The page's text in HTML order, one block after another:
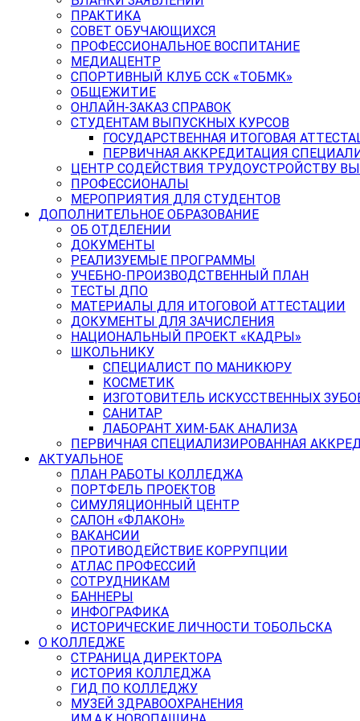
ПРАКТИКА
СОВЕТ ОБУЧАЮЩИХСЯ
ПРОФЕССИОНАЛЬНОЕ ВОСПИТАНИЕ
МЕДИАЦЕНТР
СПОРТИВНЫЙ КЛУБ ССК «ТОБМК»
ОБЩЕЖИТИЕ
ОНЛАЙН-ЗАКАЗ СПРАВОК
СТУДЕНТАМ ВЫПУСКНЫХ КУРСОВ
ГОСУДАРСТВЕННАЯ ИТОГОВАЯ
ПЕРВИЧНАЯ АККРЕДИТАЦИЯ
ЦЕНТР СОДЕЙСТВИЯ ТРУДОУСТРОЙСТВУ
ПРОФЕССИОНАЛЫ
МЕРОПРИЯТИЯ ДЛЯ СТУДЕНТОВ
ДОПОЛНИТЕЛЬНОЕ ОБРАЗОВАНИЕ
ОБ ОТДЕЛЕНИИ
ДОКУМЕНТЫ
РЕАЛИЗУЕМЫЕ ПРОГРАММЫ
УЧЕБНО-ПРОИЗВОДСТВЕННЫЙ ПЛАН
ТЕСТЫ ДПО
МАТЕРИАЛЫ ДЛЯ ИТОГОВОЙ АТТЕСТАЦИИ
ДОКУМЕНТЫ ДЛЯ ЗАЧИСЛЕНИЯ
НАЦИОНАЛЬНЫЙ ПРОЕКТ «КАДРЫ»
ШКОЛЬНИКУ
СПЕЦИАЛИСТ ПО МАНИКЮРУ
КОСМЕТИК
ИЗГОТОВИТЕЛЬ ИСКУССТВЕННЫХ
САНИТАР
ЛАБОРАНТ ХИМ-БАК АНАЛИЗА
ПЕРВИЧНАЯ СПЕЦИАЛИЗИРОВАННАЯ
АКТУАЛЬНОЕ
ПЛАН РАБОТЫ КОЛЛЕДЖА
ПОРТФЕЛЬ ПРОЕКТОВ
СИМУЛЯЦИОННЫЙ ЦЕНТР
САЛОН «ФЛАКОН»
ВАКАНСИИ
ПРОТИВОДЕЙСТВИЕ КОРРУПЦИИ
АТЛАС ПРОФЕССИЙ
СОТРУДНИКАМ
БАННЕРЫ
ИНФОГРАФИКА
ИСТОРИЧЕСКИЕ ЛИЧНОСТИ ТОБОЛЬСКА
О КОЛЛЕДЖЕ
СТРАНИЦА ДИРЕКТОРА
ИСТОРИЯ КОЛЛЕДЖА
ГИД ПО КОЛЛЕДЖУ
МУЗЕЙ ЗДРАВООХРАНЕНИЯ